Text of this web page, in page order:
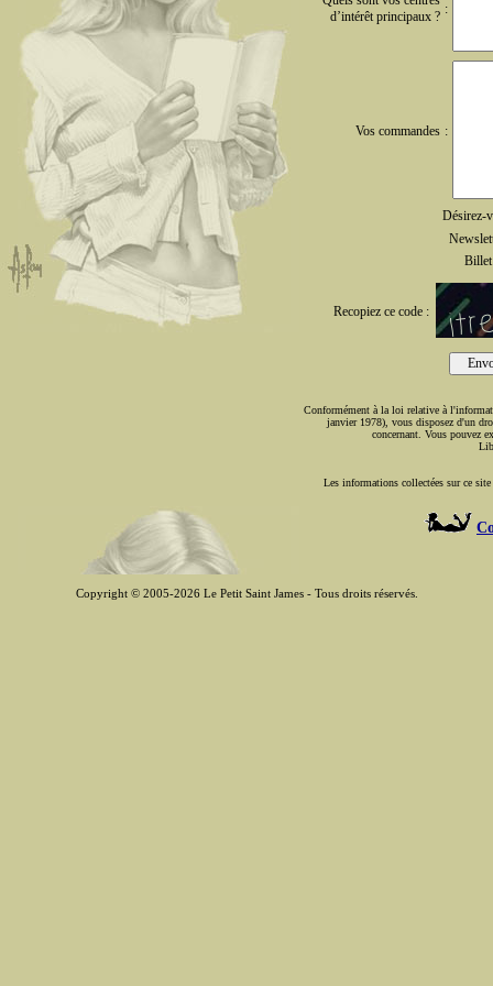
d’intérêt principaux ? :
Vos commandes :
Désirez-
Recopiez ce code :
Conformément à la loi relative à
janvier 1978), vous disposez d'un
concernant. Vous pouvez
Les informations collectées sur ce site
Copyright © 2005-2026 Le Petit Saint James - Tous droits réservés.